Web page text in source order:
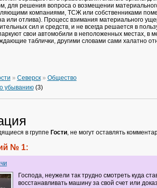
для решения вопроса о возмещении
компаниями, ТСЖ или собственниками
или отлива). Процесс взимания материального
сил и средств, и не всегда решается в
свои автомобили в неположенных местах, в
таблички, другими словами сами халатно
» Северск» Общество
убыванию(3)
в группе Гости, не могут оставлять
№ 1:
Господа, неужели так трудно смотреть куда
восстанавливать машину за свой счет или